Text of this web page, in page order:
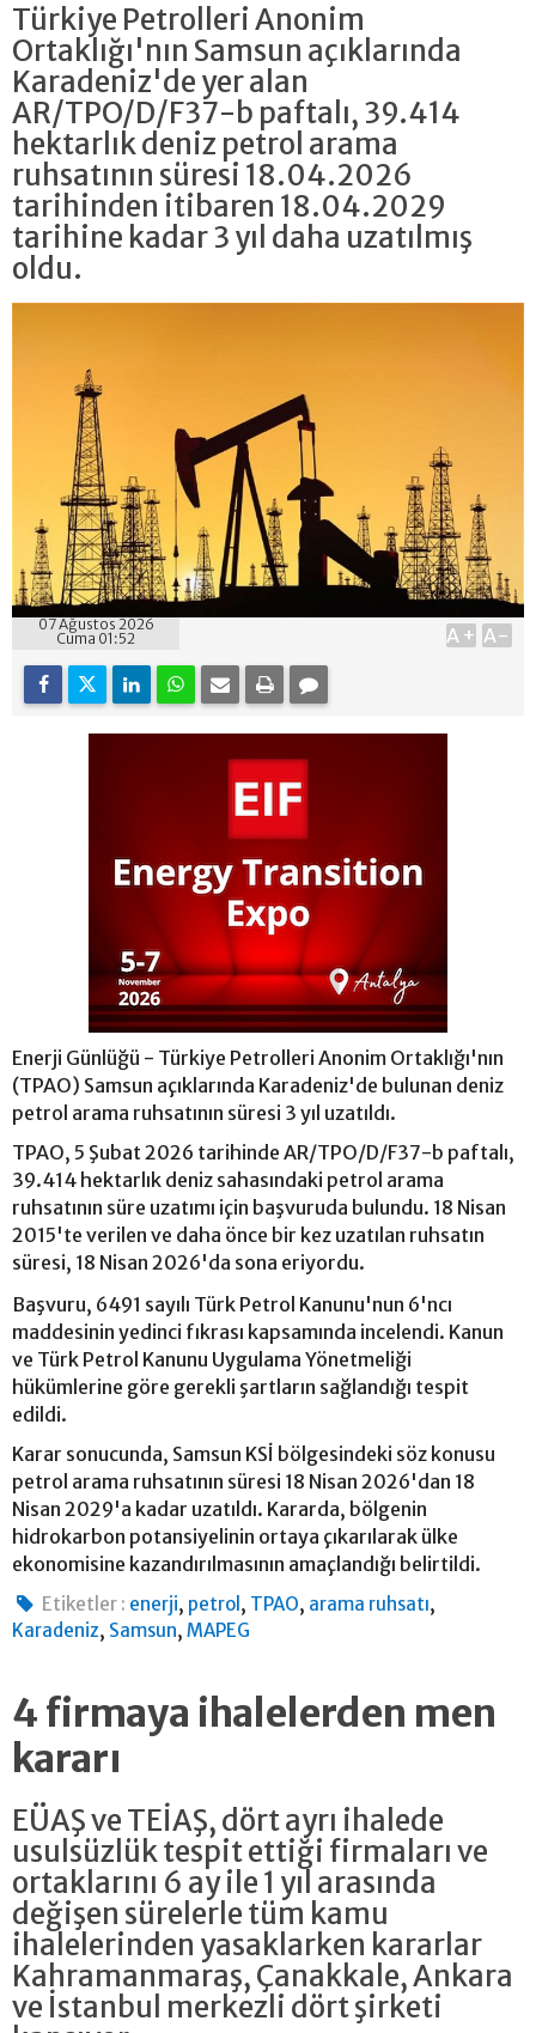
Türkiye Petrolleri Anonim
Ortaklığı'nın Samsun açıklarında
Karadeniz'de yer alan
AR/TPO/D/F37-b paftalı, 39.414
hektarlık deniz petrol arama
ruhsatının süresi 18.04.2026
tarihinden itibaren 18.04.2029
tarihine kadar 3 yıl daha uzatılmış
oldu.
07 Ağustos 2026
Cuma 01:52
A+ A-
Enerji Günlüğü - Türkiye Petrolleri Anonim Ortaklığı'nın
(TPAO) Samsun açıklarında Karadeniz'de bulunan deniz
petrol arama ruhsatının süresi 3 yıl uzatıldı.
TPAO, 5 Şubat 2026 tarihinde AR/TPO/D/F37-b paftalı,
39.414 hektarlık deniz sahasındaki petrol arama
ruhsatının süre uzatımı için başvuruda bulundu. 18 Nisan
2015'te verilen ve daha önce bir kez uzatılan ruhsatın
süresi, 18 Nisan 2026'da sona eriyordu.
Başvuru, 6491 sayılı Türk Petrol Kanunu'nun 6'ncı
maddesinin yedinci fıkrası kapsamında incelendi. Kanun
ve Türk Petrol Kanunu Uygulama Yönetmeliği
hükümlerine göre gerekli şartların sağlandığı tespit
edildi.
Karar sonucunda, Samsun KSİ bölgesindeki söz konusu
petrol arama ruhsatının süresi 18 Nisan 2026'dan 18
Nisan 2029'a kadar uzatıldı. Kararda, bölgenin
hidrokarbon potansiyelinin ortaya çıkarılarak ülke
ekonomisine kazandırılmasının amaçlandığı belirtildi.
Etiketler : enerji, petrol , TPAO, arama ruhsatı,
Karadeniz, Samsun, MAPEG
4 firmaya ihalelerden men
kararı
EÜAŞ ve TEİAŞ, dört ayrı ihalede
usulsüzlük tespit ettiği firmaları ve
ortaklarını 6 ay ile 1 yıl arasında
değişen sürelerle tüm kamu
ihalelerinden yasaklarken kararlar
Kahramanmaraş, Çanakkale, Ankara
ve İstanbul merkezli dört şirketi